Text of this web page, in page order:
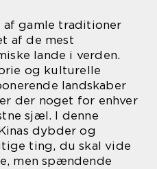
af gamle traditioner
af de mest
lande i verden.
og kulturelle
landskaber
der noget for enhver
sjæl. I denne
dybder og
ting, du skal vide
men spændende